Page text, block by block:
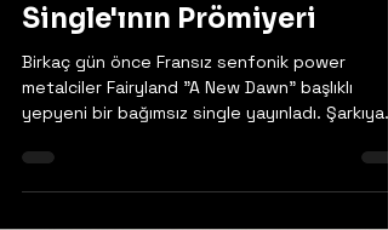
Single'ının Prömiyeri
Birkaç gün önce Fransız senfonik power
metalciler Fairyland "A New Dawn" başlıklı
yepyeni bir bağımsız single yayınladı. Şarkıya